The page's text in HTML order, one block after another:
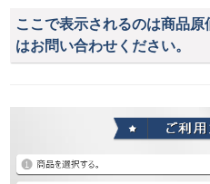
ここで表示されるのは商品
はお問い合わせください。